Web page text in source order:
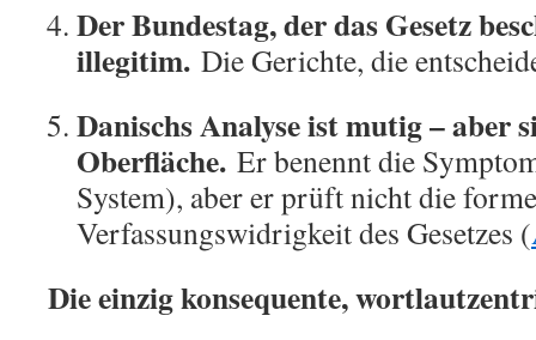
Der Bundestag, der das Gesetz
illegitim. Die Gerichte, die
Danischs Analyse ist mutig – aber
Oberfläche. Er benennt die
System), aber er prüft nicht die
Verfassungswidrigkeit des Gesetzes (
Die einzig konsequente,